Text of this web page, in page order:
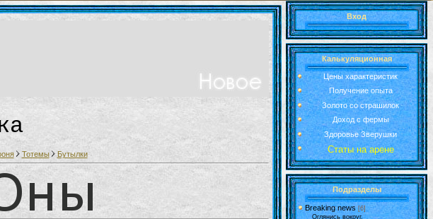
Тотемы Бутылки
Вход
Калькуляционная
Цены характеристик
Получение опыта
Золото со страшилок
Доход с фермы
Здоровье Зверушки
Статы на арене
Подразделы
Breaking news [6]
Оглянись вокруг.